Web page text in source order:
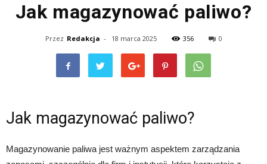
Jak magazynować paliwo?
Przez Redakcja - 18 marca 2025 356 0
Jak magazynować paliwo?
Magazynowanie paliwa jest ważnym aspektem zarządzania